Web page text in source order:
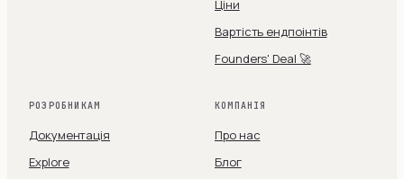
Ціни
Вартість ендпоінтів
Founders' Deal 🚀
РОЗРОБНИКАМ
Документація
Explore
КОМПАНІЯ
Про нас
Блог